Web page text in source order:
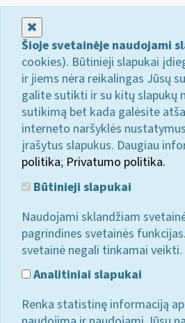
Šioje svetainėje naudojami
cookies). Būtinieji slapukai
ir jiems nėra reikalingas Jūsų
galite sutikti ir su kitų slapukų
sutikimą bet kada galėsite
interneto naršyklės
įrašytus slapukus. Daugiau
politika; Privatumo politika.
Būtinieji slapukai
Naudojami sklandžiam
pagrindines svetainės
svetainė negali tinkamai veikti.
Analitiniai slapukai
Renka statistinę informaciją